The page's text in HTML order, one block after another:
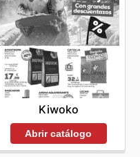
Kiwoko
Abrir catálogo